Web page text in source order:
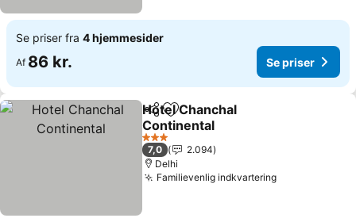
Se priser fra 4 hjemmesider
Af 86 kr. Se priser
Del Føj til favoritter
Hotel Chanchal
Continental
3 Stjerner
7,0
2.094
Delhi
Familievenlig indkvartering